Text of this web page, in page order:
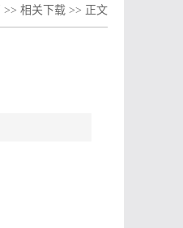
>> 相关下载 >> 正文